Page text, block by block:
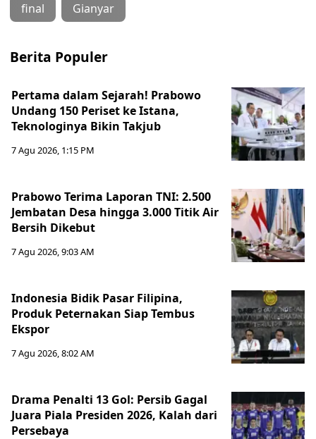
final Gianyar
Berita Populer
Pertama dalam Sejarah! Prabowo
Undang 150 Periset ke Istana,
Teknologinya Bikin Takjub
7 Agu 2026, 1:15 PM
Prabowo Terima Laporan TNI: 2.500
Jembatan Desa hingga 3.000 Titik Air
Bersih Dikebut
7 Agu 2026, 9:03 AM
Indonesia Bidik Pasar Filipina,
Produk Peternakan Siap Tembus
Ekspor
7 Agu 2026, 8:02 AM
Drama Penalti 13 Gol: Persib Gagal
Juara Piala Presiden 2026, Kalah dari
Persebaya